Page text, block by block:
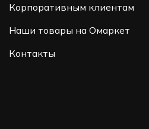
Корпоративным клиентам
Наши товары на Омаркет
Контакты